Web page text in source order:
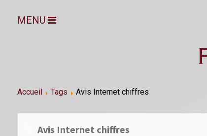
MENU
Accueil Tags Avis Internet chiffres
Avis Internet chiffres